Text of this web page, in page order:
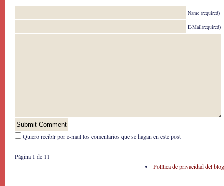
Name (required)
E-Mail(required)
Quiero recibír por e-mail los comentarios que se hagan en este post
Página 1 de 1 1
Política de privacidad del